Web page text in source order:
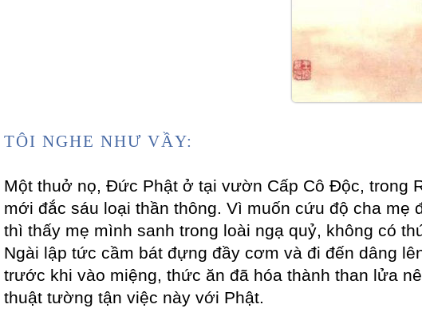
TÔI NGHE NHƯ VẦY:
Một thuở nọ, Đức Phật ở tại vườn Cấp Cô Độc, trong
mới đắc sáu loại thần thông. Vì muốn cứu độ cha
thì thấy mẹ mình sanh trong loài ngạ quỷ, không có
Ngài lập tức cầm bát đựng đầy cơm và đi đến dâng
trước khi vào miệng, thức ăn đã hóa thành than lửa
thuật tường tận việc này với Phật.